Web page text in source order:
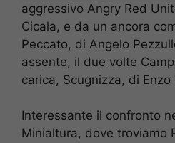
aggressivo Angry Red
Cicala, e da un ancora
Peccato, di Angelo
assente, il due volte
carica, Scugnizza, di Enzo
Interessante il confronto
Minialtura, dove troviamo